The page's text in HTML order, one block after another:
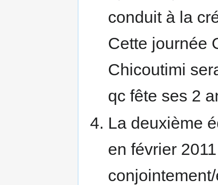
conduit à la
Cette journée
Chicoutimi
qc fête ses 2
La deuxième
en février